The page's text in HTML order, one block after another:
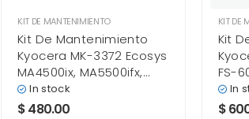
KIT DE MANTENIMIENTO
Kit De Mantenimiento
Kyocera MK-3372 Ecosys
MA4500ix, MA5500ifx,
PA5500x (220v)
In stock
$480.00
KIT DE
Kit
FS-
6530
In
$